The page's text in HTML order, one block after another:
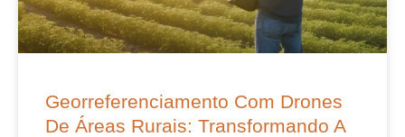
Georreferenciamento Com Drones
De Áreas Rurais: Transformando A